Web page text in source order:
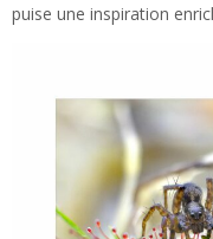
puise une inspiration